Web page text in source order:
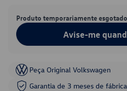
Produto temporariamente
Avise-me
Peça Original Volkswagen
Garantia de 3 meses de fábrica